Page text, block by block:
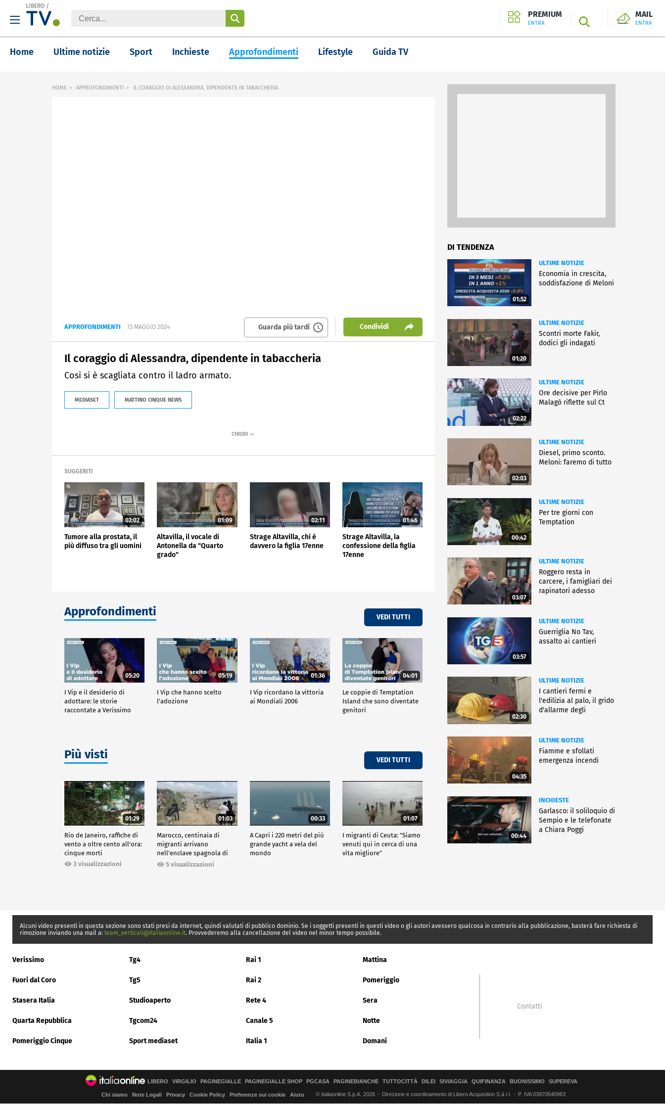
LIBERO /
PREMIUM
ENTRA SEARCH
MAIL
ENTRA
Home Ultime notizie Sport Inchieste Approfondimenti Lifestyle Guida TV
HOME APPROFONDIMENTI IL CORAGGIO DI ALESSANDRA, DIPENDENTE IN TABACCHERIA
APPROFONDIMENTI 13 MAGGIO 2024 Guarda più tardi Condividi
Il coraggio di Alessandra, dipendente in tabaccheria
Così si è scagliata contro il ladro armato.
MEDIASET MATTINO CINQUE NEWS
SUGGERITI
02:02
Tumore alla prostata, il
più diffuso tra gli uomini
01:09
Altavilla, il vocale di
Antonella da "Quarto
grado"
02:11
Strage Altavilla, chi è
davvero la figlia 17enne
01:46
Strage Altavilla, la
confessione della figlia
17enne
Approfondimenti VEDI TUTTI
05:20
I Vip e il desiderio di
adottare: le storie
raccontate a Verissimo
05:19
I Vip che hanno scelto
l'adozione
01:36
I Vip ricordano la vittoria
ai Mondiali 2006
04:01
Le coppie di Temptation
Island che sono diventate
genitori
Più visti VEDI TUTTI
01:29
Rio de Janeiro, raffiche di
vento a oltre cento all'ora:
cinque morti
3 visualizzazioni
01:03
Marocco, centinaia di
migranti arrivano
nell'enclave spagnola di
Ceuta5 visualizzazioni
00:33
A Capri i 220 metri del più
grande yacht a vela del
mondo
01:07
I migranti di Ceuta: "Siamo
venuti qui in cerca di una
vita migliore"
DI TENDENZA
01:52
ULTIME NOTIZIE
Economia in crescita,
soddisfazione di Meloni
01:20
ULTIME NOTIZIE
Scontri morte Fakir,
dodici gli indagati
02:22
ULTIME NOTIZIE
Ore decisive per Pirlo
Malagò riflette sul Ct
02:03
ULTIME NOTIZIE
Diesel, primo sconto.
Meloni: faremo di tutto
00:42
ULTIME NOTIZIE
Per tre giorni con
Temptation
03:07
ULTIME NOTIZIE
Roggero resta in
carcere, i famigliari dei
rapinatori adesso
03:57
ULTIME NOTIZIE
Guerriglia No Tav,
assalto ai cantieri
02:30
ULTIME NOTIZIE
I cantieri fermi e
l'edilizia al palo, il grido
d'allarme degli
04:35
ULTIME NOTIZIE
Fiamme e sfollati
emergenza incendi
00:44
INCHIESTE
Garlasco: il soliloquio di
Sempio e le telefonate
a Chiara Poggi
Alcuni video presenti in questa sezione sono stati presi da internet, quindi valutati di pubblico dominio. Se i soggetti presenti in questi video o gli autori avessero qualcosa in contrario alla pubblicazione, basterà fare richiesta di
rimozione inviando una mail a: team_verticali@italiaonline.it. Provvederemo alla cancellazione del video nel minor tempo possibile.
Verissimo Tg4 Rai 1 Mattina
Fuori dal Coro Tg5 Rai 2 Pomeriggio
Stasera Italia Studioaperto Rete 4 Sera
Quarta Repubblica Tgcom24 Canale 5 Notte
Pomeriggio Cinque Sport mediaset Italia 1 Domani
Contatti
LIBERO VIRGILIO PAGINEGIALLE PAGINEGIALLE SHOP PGCASA PAGINEBIANCHE TUTTOCITTÀ DILEI SIVIAGGIA QUIFINANZA BUONISSIMO SUPEREVA
Chi siamo Note Legali Privacy Cookie Policy Preferenze sui cookie Aiuto © Italiaonline S.p.A. 2026 Direzione e coordinamento di Libero Acquisition S.á r.l. P. IVA 03970540963